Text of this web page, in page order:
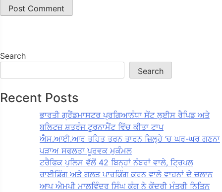
Search
Search
Recent Posts
ਭਾਰਤੀ ਗ੍ਰੈਂਡਮਾਸਟਰ ਪ੍ਰਗਿਆਨੰਧਾ ਸੇਂਟ ਲੁਈਸ ਰੈਪਿਡ ਅਤੇ
ਬਲਿਟਜ਼ ਸ਼ਤਰੰਜ ਟੂਰਨਾਮੈਂਟ ਵਿੱਚ ਕੀਤਾ ਟਾਪ
ਐਸ.ਆਈ.ਆਰ ਤਹਿਤ ਤਰਨ ਤਾਰਨ ਜ਼ਿਲ੍ਹੇ ‘ਚ ਘਰ-ਘਰ ਗਣਨਾ
ਪੜਾਅ ਸਫਲਤਾ ਪੂਰਵਕ ਮੁਕੰਮਲ
ਟਰੈਫਿਕ ਪੁਲਿਸ ਵੱਲੋਂ 42 ਬਿਨ੍ਹਾਂ ਨੰਬਰਾਂ ਵਾਲੇ, ਟ੍ਰਿਪਲ
ਰਾਈਡਿੰਗ ਅਤੇ ਗਲਤ ਪਾਰਕਿੰਗ ਕਰਨ ਵਾਲੇ ਵਾਹਨਾਂ ਦੇ ਚਲਾਨ
ਆਪ ਐਮਪੀ ਮਾਲਵਿੰਦਰ ਸਿੰਘ ਕੰਗ ਨੇ ਕੇਂਦਰੀ ਮੰਤਰੀ ਨਿਤਿਨ